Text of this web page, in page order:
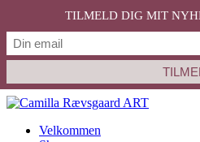
Velkommen
TILMELD DIG MIT